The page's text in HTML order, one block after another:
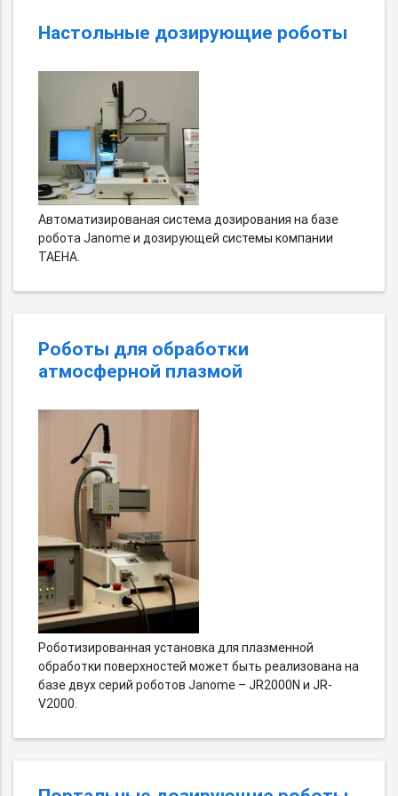
Настольные дозирующие роботы
Автоматизированая система дозирования на базе
робота Janome и дозирующей системы компании
TAEHA.
Роботы для обработки
атмосферной плазмой
Роботизированная установка для плазменной
обработки поверхностей может быть реализована на
базе двух серий роботов Janome – JR2000N и JR-
V2000.